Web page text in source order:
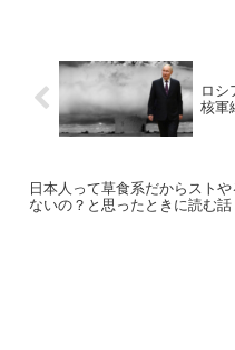
ロシ
核軍
日本人って草食系だからスト
ないの？と思ったときに読む話